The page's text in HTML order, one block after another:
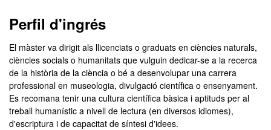
Perfil d'ingrés
El màster va dirigit als llicenciats o graduats en ciències naturals,
ciències socials o humanitats que vulguin dedicar-se a la recerca
de la història de la ciència o bé a desenvolupar una carrera
professional en museologia, divulgació científica o ensenyament.
Es recomana tenir una cultura científica bàsica i aptituds per al
treball humanístic a nivell de lectura (en diversos idiomes),
d'escriptura i de capacitat de síntesi d'idees.